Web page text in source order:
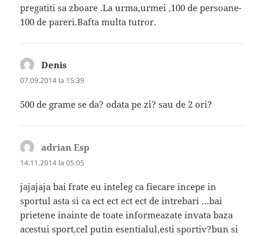
pregatiti sa zboare .La urma,urmei ,100 de persoane-
100 de pareri.Bafta multa tutror.
Denis
07.09.2014 la 15:39
500 de grame se da? odata pe zi? sau de 2 ori?
adrian Esp
14.11.2014 la 05:05
jajajaja bai frate eu inteleg ca fiecare incepe in
sportul asta si ca ect ect ect ect de intrebari …bai
prietene inainte de toate informeazate invata baza
acestui sport,cel putin esentialul,esti sportiv?bun si